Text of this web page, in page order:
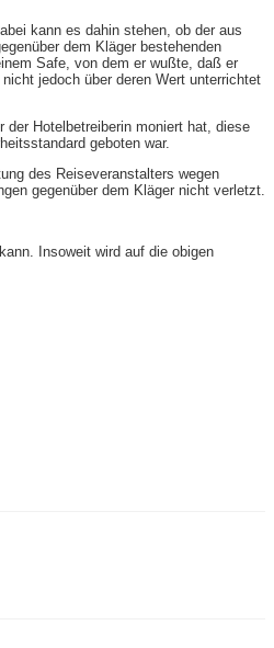
kann es dahin stehen, ob der aus
dem Kläger bestehenden
Safe, von dem er wußte, daß er
jedoch über deren Wert unterrichtet
Hotelbetreiberin moniert hat, diese
geboten war.
des Reiseveranstalters wegen
gegenüber dem Kläger nicht verletzt.
Insoweit wird auf die obigen